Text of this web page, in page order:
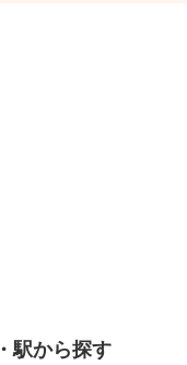
駅から探す